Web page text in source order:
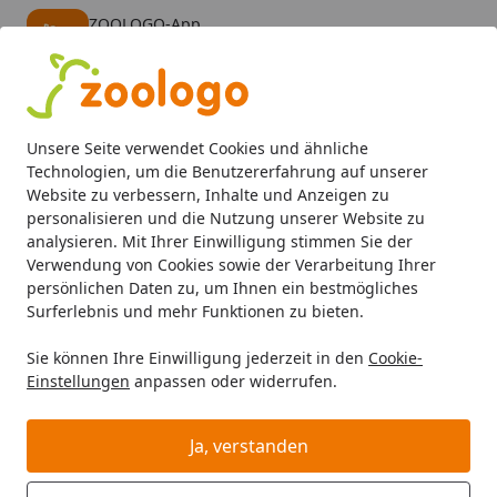
Unsere Seite verwendet Cookies und ähnliche
Technologien, um die Benutzererfahrung auf unserer
Website zu verbessern, Inhalte und Anzeigen zu
personalisieren und die Nutzung unserer Website zu
analysieren. Mit Ihrer Einwilligung stimmen Sie der
Verwendung von Cookies sowie der Verarbeitung Ihrer
persönlichen Daten zu, um Ihnen ein bestmögliches
Surferlebnis und mehr Funktionen zu bieten.
Sie können Ihre Einwilligung jederzeit in den Cookie-
Einstellungen anpassen oder widerrufen.
Ja, verstanden
ZOOLOGO-App
Alle Produkte
Mein Konto
Suchen
Startseite
Katze Katzenfutter Snacks Dr. Clauder's Kittenmilch
Dr. Clauder's Kittenmilch
BALD VERGRIFFEN